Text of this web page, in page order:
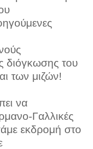
διόγκωσης του
των μιζών!
να
Γαλλικές
εκδρομή στο